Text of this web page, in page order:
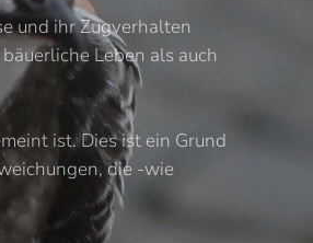
und ihr Zugverhalten
Leben als auch
ist. Dies ist ein Grund
die -wie